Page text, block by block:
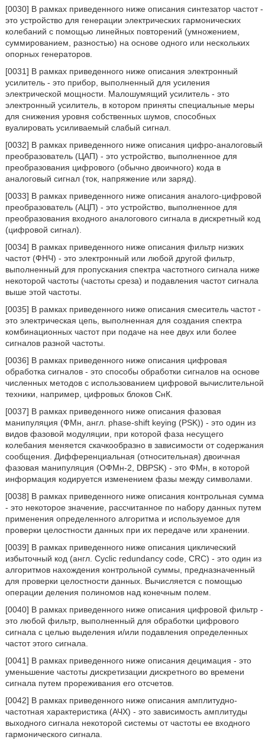
[0030] В рамках приведенного ниже описания синтезатор частот -
это устройство для генерации электрических гармонических
колебаний с помощью линейных повторений (умножением,
суммированием, разностью) на основе одного или нескольких
опорных генераторов.
[0031] В рамках приведенного ниже описания электронный
усилитель - это прибор, выполненный для усиления
электрической мощности. Малошумящий усилитель - это
электронный усилитель, в котором приняты специальные меры
для снижения уровня собственных шумов, способных
вуалировать усиливаемый слабый сигнал.
[0032] В рамках приведенного ниже описания цифро-аналоговый
преобразователь (ЦАП) - это устройство, выполненное для
преобразования цифрового (обычно двоичного) кода в
аналоговый сигнал (ток, напряжение или заряд).
[0033] В рамках приведенного ниже описания аналого-цифровой
преобразователь (АЦП) - это устройство, выполненное для
преобразования входного аналогового сигнала в дискретный код
(цифровой сигнал).
[0034] В рамках приведенного ниже описания фильтр низких
частот (ФНЧ) - это электронный или любой другой фильтр,
выполненный для пропускания спектра частотного сигнала ниже
некоторой частоты (частоты среза) и подавления частот сигнала
выше этой частоты.
[0035] В рамках приведенного ниже описания смеситель частот -
это электрическая цепь, выполненная для создания спектра
комбинационных частот при подаче на нее двух или более
сигналов разной частоты.
[0036] В рамках приведенного ниже описания цифровая
обработка сигналов - это способы обработки сигналов на основе
численных методов с использованием цифровой вычислительной
техники, например, цифровых блоков СнК.
[0037] В рамках приведенного ниже описания фазовая
манипуляция (ФМн, англ. phase-shift keying (PSK)) - это один из
видов фазовой модуляции, при которой фаза несущего
колебания меняется скачкообразно в зависимости от содержания
сообщения. Дифференциальная (относительная) двоичная
фазовая манипуляция (ОФМн-2, DBPSK) - это ФМн, в которой
информация кодируется изменением фазы между символами.
[0038] В рамках приведенного ниже описания контрольная сумма
- это некоторое значение, рассчитанное по набору данных путем
применения определенного алгоритма и используемое для
проверки целостности данных при их передаче или хранении.
[0039] В рамках приведенного ниже описания циклический
избыточный код (англ. Cyclic redundancy code, CRC) - это один из
алгоритмов нахождения контрольной суммы, предназначенный
для проверки целостности данных. Вычисляется с помощью
операции деления полиномов над конечным полем.
[0040] В рамках приведенного ниже описания цифровой фильтр -
это любой фильтр, выполненный для обработки цифрового
сигнала с целью выделения и/или подавления определенных
частот этого сигнала.
[0041] В рамках приведенного ниже описания децимация - это
уменьшение частоты дискретизации дискретного во времени
сигнала путем прореживания его отсчетов.
[0042] В рамках приведенного ниже описания амплитудно-
частотная характеристика (АЧХ) - это зависимость амплитуды
выходного сигнала некоторой системы от частоты ее входного
гармонического сигнала.